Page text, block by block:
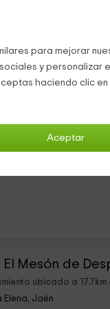
para mejorar
y personalizar
haciendo clic
Aceptar
Rural El
0 opiniones
El Mesón de
ubicado a
Elena, Jaén